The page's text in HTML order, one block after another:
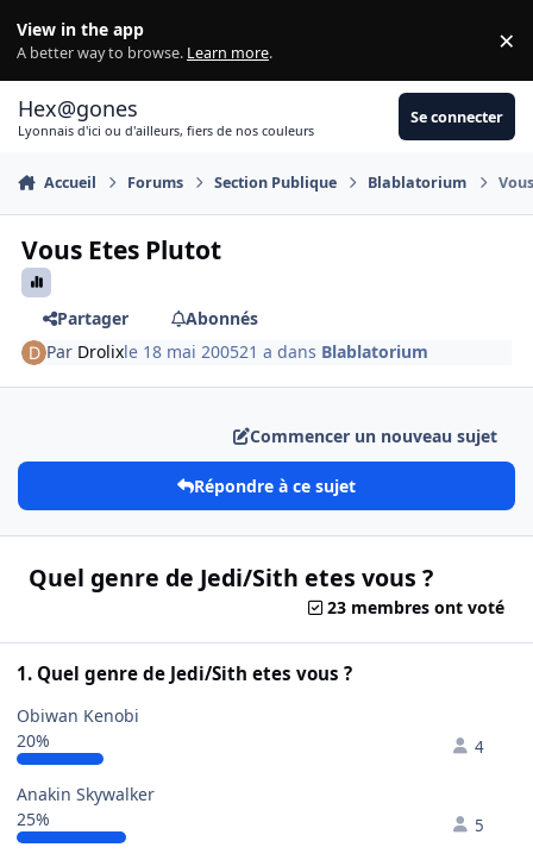
View in the app
A better way to browse. Learn more. ×
Hex@gones
Lyonnais d'ici ou d'ailleurs, fiers de nos couleurs
Se connecter
Accueil Forums Section Publique Blablatorium
Vous Etes Plutot
Partager
Abonnés
Par Drolixle 18 mai 200521 a dans Blablatorium
Commencer un nouveau sujet
Répondre à ce sujet
Quel genre de Jedi/Sith etes vous ?
23 membres ont voté
1. Quel genre de Jedi/Sith etes vous ?
Obiwan Kenobi
20%
4
Anakin Skywalker
25%
5